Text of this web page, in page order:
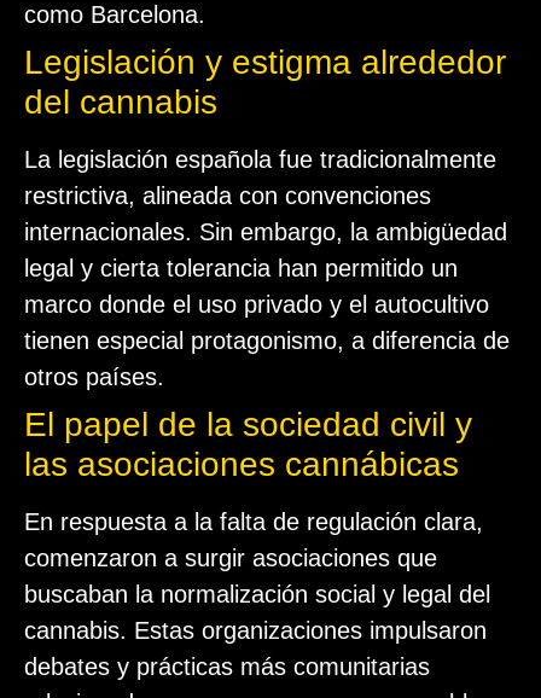
como Barcelona.
Legislación y estigma alrededor
del cannabis
La legislación española fue tradicionalmente
restrictiva, alineada con convenciones
internacionales. Sin embargo, la ambigüedad
legal y cierta tolerancia han permitido un
marco donde el uso privado y el autocultivo
tienen especial protagonismo, a diferencia de
otros países.
El papel de la sociedad civil y
las asociaciones cannábicas
En respuesta a la falta de regulación clara,
comenzaron a surgir asociaciones que
buscaban la normalización social y legal del
cannabis. Estas organizaciones impulsaron
debates y prácticas más comunitarias